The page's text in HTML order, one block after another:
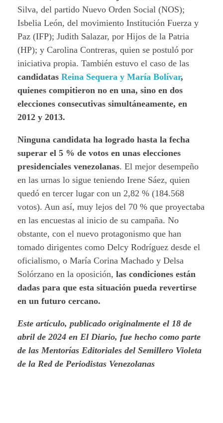
Silva, del partido Nuevo Orden Social (NOS);
Isbelia León, del movimiento Institución Fuerza y
Paz (IFP); Judith Salazar, por Hijos de la Patria
(HP); y Carolina Contreras, quien se postuló por
iniciativa propia. También estuvo el caso de las
candidatas Reina Sequera y María Bolívar,
quienes compitieron no en una, sino en dos
elecciones consecutivas simultáneamente, en
2012 y 2013.
Ninguna candidata ha logrado hasta la fecha
superar el 5 % de votos en unas elecciones
presidenciales venezolanas. El mejor desempeño
en las urnas lo sigue teniendo Irene Sáez, quien
quedó en tercer lugar con un 2,82 % (184.568
votos). Aun así, muy lejos del 70 % que proyectaba
en las encuestas al inicio de su campaña. No
obstante, con el nuevo protagonismo que han
tomado dirigentes como Delcy Rodríguez desde el
oficialismo, o María Corina Machado y Delsa
Solórzano en la oposición, las condiciones están
dadas para que esta situación pueda revertirse
en un futuro cercano.
Este artículo, publicado originalmente el 18 de
abril de 2024 en El Diario, fue hecho como parte
de las Mentorías Editoriales del Semillero Violeta
de la Red de Periodistas Venezolanas